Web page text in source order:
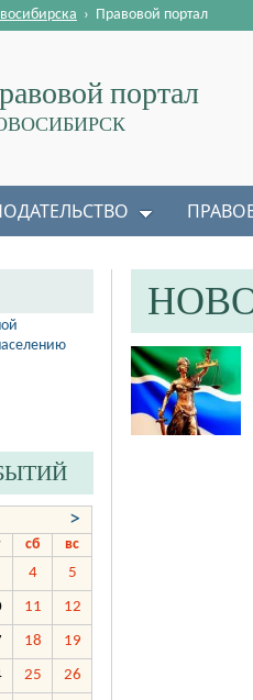
портал
› Правовой портал
>
сб
вс
4 5
11 12
18 19
25 26